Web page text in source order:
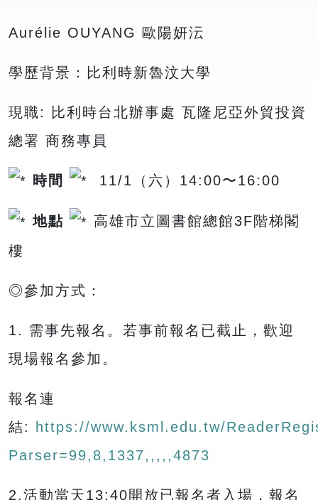
Aurélie OUYANG 歐陽妍沄
學歷背景：比利時新魯汶大學
現職: 比利時台北辦事處 瓦隆尼亞外貿投資
總署 商務專員
時間 11/1（六）14:00〜16:00
地點
高雄市立圖書館總館3F階梯閣
樓
◎參加方式：
1. 需事先報名。若事前報名已截止，歡迎
現場報名參加。
報名連
結:
https://www.ksml.edu.tw/
Parser=99,8,1337,,,,,4873
2.活動當天13:40開放已報名者入場，報名